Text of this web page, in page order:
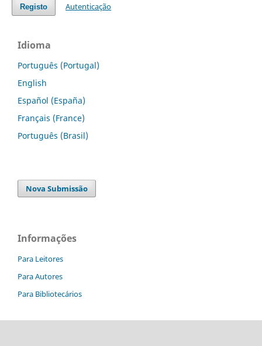
Registo Autenticação
Idioma
Português (Portugal)
English
Español (España)
Français (France)
Português (Brasil)
Nova Submissão
Informações
Para Leitores
Para Autores
Para Bibliotecários